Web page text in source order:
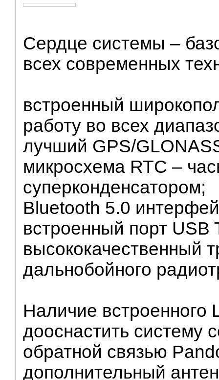
Сердце системы –
всех современных
встроенный
работу во всех
лучший GPS/
микросхема RTC –
суперконденсатором;
Bluetooth 5.0
встроенный порт USB
высококачественный
дальнобойного
Наличие встроенного
дооснастить систему
обратной связью
дополнительный